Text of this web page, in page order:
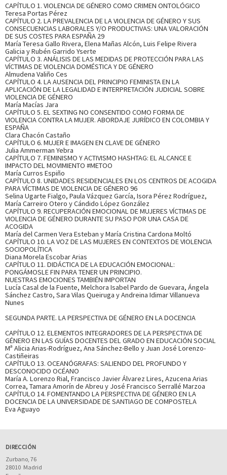
CAPÍTULO 1. VIOLENCIA DE GÉNERO COMO CRIMEN ONTOLÓGICO
Teresa Portas Pérez
CAPÍTULO 2. LA PREVALENCIA DE LA VIOLENCIA DE GÉNERO Y SUS
CONSECUENCIAS LABORALES Y/O PRODUCTIVAS: UNA VALORACIÓN
DE SUS COSTES PARA ESPAÑA 29
María Teresa Gallo Rivera, Elena Mañas Alcón, Luis Felipe Rivera
Galicia y Rubén Garrido Yserte
CAPÍTULO 3. ANÁLISIS DE LAS MEDIDAS DE PROTECCIÓN PARA LAS
VÍCTIMAS DE VIOLENCIA DOMÉSTICA Y DE GÉNERO
Almudena Valiño Ces
CAPÍTULO 4. LA AUSENCIA DEL PRINCIPIO FEMINISTA EN LA
APLICACIÓN DE LA LEGALIDAD E INTERPRETACIÓN JUDICIAL SOBRE
VIOLENCIA DE GÉNERO
María Macías Jara
CAPÍTULO 5. EL SEXTING NO CONSENTIDO COMO FORMA DE
VIOLENCIA CONTRA LA MUJER. ABORDAJE JURÍDICO EN COLOMBIA Y
ESPAÑA
Clara Chacón Castaño
CAPÍTULO 6. MUJER E IMAGEN EN CLAVE DE GÉNERO
Julia Ammerman Yebra
CAPÍTULO 7. FEMINISMO Y ACTIVISMO HASHTAG: EL ALCANCE E
IMPACTO DEL MOVIMIENTO #METOO
María Curros Espiño
CAPÍTULO 8. UNIDADES RESIDENCIALES EN LOS CENTROS DE ACOGIDA
PARA VÍCTIMAS DE VIOLENCIA DE GÉNERO 96
Selina Ugarte Fialgo, Paula Vázquez García, Isora Pérez Rodríguez,
María Carreiro Otero y Cándido López González
CAPÍTULO 9. RECUPERACIÓN EMOCIONAL DE MUJERES VÍCTIMAS DE
VIOLENCIA DE GÉNERO DURANTE SU PASO POR UNA CASA DE
ACOGIDA
María del Carmen Vera Esteban y María Cristina Cardona Moltó
CAPÍTULO 10. LA VOZ DE LAS MUJERES EN CONTEXTOS DE VIOLENCIA
SOCIOPOLÍTICA
Diana Morela Escobar Arias
CAPÍTULO 11. DIDÁCTICA DE LA EDUCACIÓN EMOCIONAL:
PONGÁMOSLE FIN PARA TENER UN PRINCIPIO.
NUESTRAS EMOCIONES TAMBIÉN IMPORTAN
Lucía Casal de la Fuente, Melchora Isabel Pardo de Guevara, Ángela
Sánchez Castro, Sara Vilas Queiruga y Andreina Idimar Villanueva
Nunes
SEGUNDA PARTE. LA PERSPECTIVA DE GÉNERO EN LA DOCENCIA
CAPÍTULO 12. ELEMENTOS INTEGRADORES DE LA PERSPECTIVA DE
GÉNERO EN LAS GUÍAS DOCENTES DEL GRADO EN EDUCACIÓN SOCIAL
Mª Alicia Arias-Rodríguez, Ana Sánchez-Bello y Juan José Lorenzo-
Castiñeiras
CAPÍTULO 13. OCEANÓGRAFAS: SALIENDO DEL PROFUNDO Y
DESCONOCIDO OCÉANO
María A. Lorenzo Rial, Francisco Javier Álvarez Lires, Azucena Arias
Correa, Tamara Amorín de Abreu y José Francisco Serrallé Marzoa
CAPÍTULO 14. FOMENTANDO LA PERSPECTIVA DE GÉNERO EN LA
DOCENCIA DE LA UNIVERSIDADE DE SANTIAGO DE COMPOSTELA
Eva Aguayo
DIRECCIÓN
Zurbano, 76
28010 Madrid